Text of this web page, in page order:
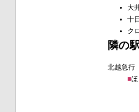
大
十
ク
隣の
北越急行
■